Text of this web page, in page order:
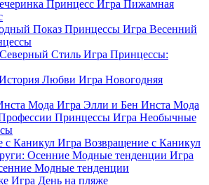
Игра Пижамная
Игра Весенний
Игра Принцессы:
Игра Новогодняя
Игра Элли и Бен Инста Мода
Игра Необычные
Игра Возвращение с Каникул
Игра
Модные тенденции
Игра День на пляже